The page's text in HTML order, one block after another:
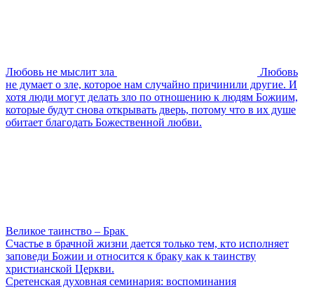
Любовь не мыслит зла
Любовь
не думает о зле, которое нам случайно причинили другие. И
хотя люди могут делать зло по отношению к людям Божиим,
которые будут снова открывать дверь, потому что в их душе
обитает благодать Божественной любви.
Великое таинство – Брак
Счастье в брачной жизни дается только тем, кто исполняет
заповеди Божии и относится к браку как к таинству
христианской Церкви.
Сретенская духовная семинария: воспоминания